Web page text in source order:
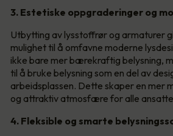
3. Estetiske oppgraderinger og
Utbytting av lysstoffrør og armaturer
mulighet til å omfavne moderne
ikke bare mer bærekraftig belysning,
til å bruke belysning som en del av
arbeidsplassen. Dette skaper en mer
og attraktiv atmosfære for alle
4. Fleksible og smarte